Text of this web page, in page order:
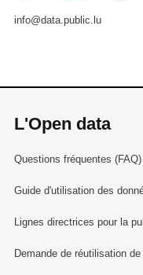
info@data.public.lu
L'Open data
Questions fréquentes (FAQ)
Guide d'utilisation des
Lignes directrices pour la
Demande de réutilisation